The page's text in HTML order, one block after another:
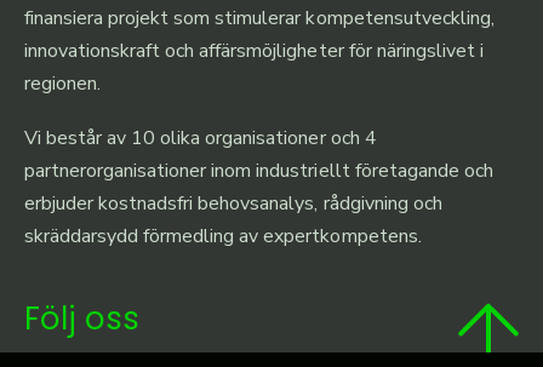
finansiera projekt som stimulerar kompetensutveckling,
innovationskraft och affärsmöjligheter för näringslivet i
regionen.
Vi består av 10 olika organisationer och 4
partnerorganisationer inom industriellt företagande och
erbjuder kostnadsfri behovsanalys, rådgivning och
skräddarsydd förmedling av expertkompetens.
Följ oss